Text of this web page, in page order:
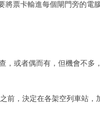
票卡輸進每個閘門旁的電
，或者偶而有，但機會不多
前，決定在各架空列車站，